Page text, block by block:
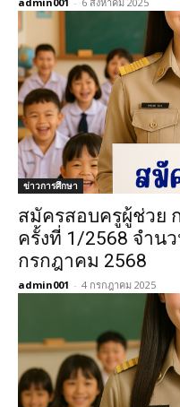
ข่าวการศึกษา
สมัครสอบครูผู้ช่วย
ครั้งที่ 1/2568 จำน
กรกฎาคม 2568
admin001 - 4 กรกฎาคม 2025